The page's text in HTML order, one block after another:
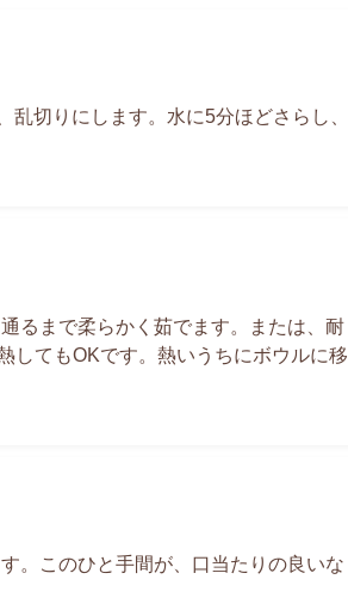
切りにします。水に5分ほどさらし、
るまで柔らかく茹でます。または、耐
してもOKです。熱いうちにボウルに移
。このひと手間が、口当たりの良いな